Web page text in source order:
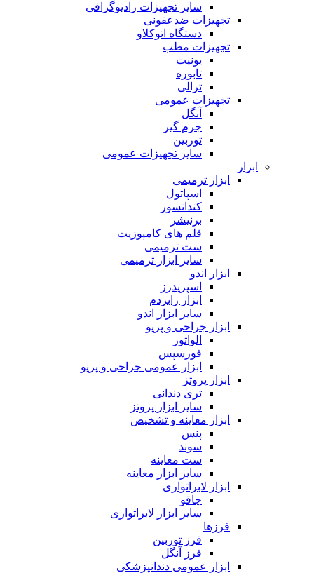
سایر تجهیزات رادیوگرافی
تجهیزات ضدعفونی
دستگاه اتوکلاو
تجهیزات مطب
یونیت
تابوره
ترالی
تجهیزات عمومی
آنگل
جرم گیر
توربین
سایر تجهیزات عمومی
ابزار
ابزار ترمیمی
اسپاتول
کندانسور
برنیشر
قلم های کامپوزیت
ست ترمیمی
سایر ابزار ترمیمی
ابزار اندو
اسپریدرز
ابزار رابردم
سایر ابزار اندو
ابزار جراحی و پریو
الواتور
فورسپس
ابزار عمومی جراحی و پریو
ابزار پروتز
تری دندانی
سایر ابزار پروتز
ابزار معاینه و تشخیص
پنس
سوند
ست معاینه
سایر ابزار معاینه
ابزار لابراتواری
چاقو
سایر ابزار لابراتواری
فرزها
فرز توربین
فرز آنگل
ابزار عمومی دندانپزشکی